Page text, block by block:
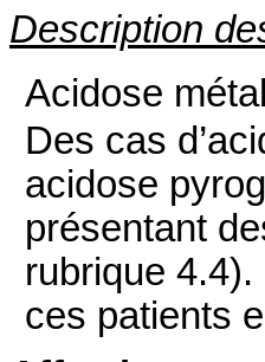
Description
Acidose
Des cas
acidose
présentant
rubrique
ces patients